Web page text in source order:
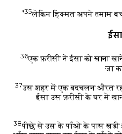
35लेकिन हिक्मत अपने तमाम
36एक फ़रीसी ने ईसा को खाना
जा
37उस शहर में एक बदचलन औरत
ईसा उस फ़रीसी के घर में
38पीछे से उस के पाँओ के पास खड़ी